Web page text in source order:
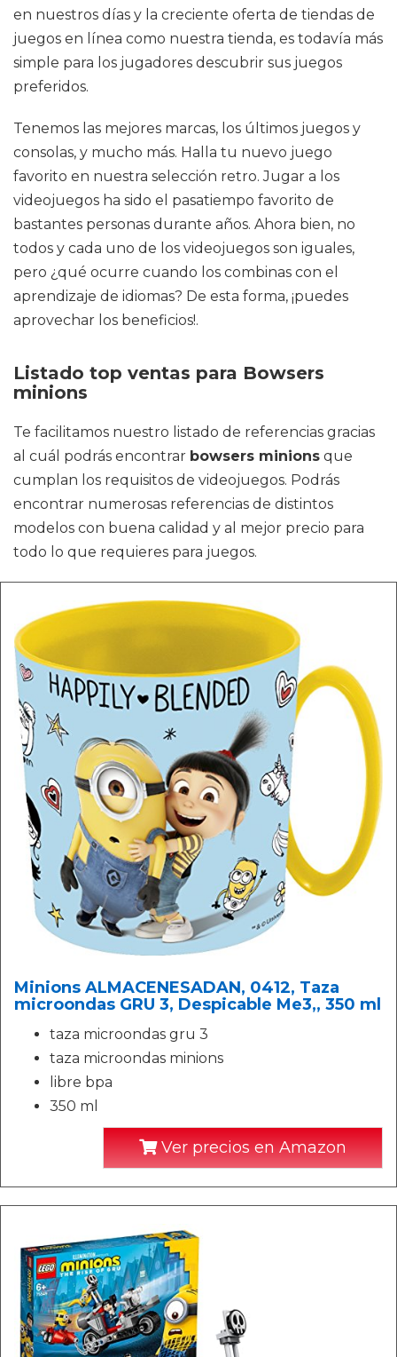
en nuestros días y la creciente oferta de tiendas de
juegos en línea como nuestra tienda, es todavía más
simple para los jugadores descubrir sus juegos
preferidos.
Tenemos las mejores marcas, los últimos juegos y
consolas, y mucho más. Halla tu nuevo juego
favorito en nuestra selección retro. Jugar a los
videojuegos ha sido el pasatiempo favorito de
bastantes personas durante años. Ahora bien, no
todos y cada uno de los videojuegos son iguales,
pero ¿qué ocurre cuando los combinas con el
aprendizaje de idiomas? De esta forma, ¡puedes
aprovechar los beneficios!.
Listado top ventas para Bowsers
minions
Te facilitamos nuestro listado de referencias gracias
al cuál podrás encontrar bowsers minions que
cumplan los requisitos de videojuegos. Podrás
encontrar numerosas referencias de distintos
modelos con buena calidad y al mejor precio para
todo lo que requieres para juegos.
Minions ALMACENESADAN, 0412, Taza
microondas GRU 3, Despicable Me3,, 350 ml
taza microondas gru 3
taza microondas minions
libre bpa
350 ml
Ver precios en Amazon